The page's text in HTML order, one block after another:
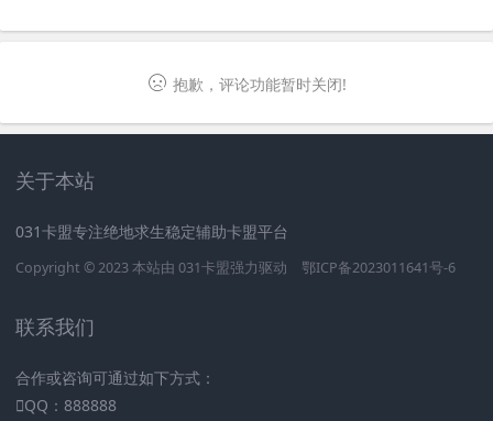
抱歉，评论功能暂时关闭!
关于本站
031卡盟专注绝地求生稳定辅助卡盟平台
Copyright © 2023 本站由 031卡盟强力驱动 鄂ICP备2023011641号-6
联系我们
合作或咨询可通过如下方式：
QQ：888888